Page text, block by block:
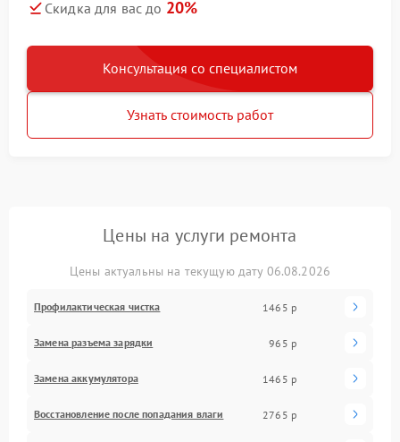
Скидка для вас до 20%
Консультация со специалистом
Узнать стоимость работ
Цены на услуги ремонта
Цены актуальны на текущую дату 06.08.2026
Профилактическая чистка 1465 р
Замена разъема зарядки 965 р
Замена аккумулятора 1465 р
Восстановление после попадания влаги 2765 р